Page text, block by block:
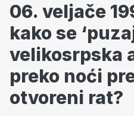
06. veljače
kako se
velikosrpska
preko noći
otvoreni rat?